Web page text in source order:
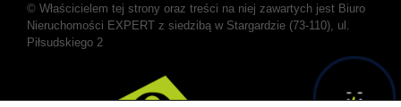
© Właścicielem tej strony oraz treści na niej zawartych jest Biuro
Nieruchomości EXPERT z siedzibą w Stargardzie (73-110), ul.
Piłsudskiego 2